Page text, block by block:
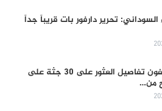
السوداني: تحرير دارفور بات قريباً جداً
شهود يكشفون تفاصيل العثور على 30 جثة على
من…